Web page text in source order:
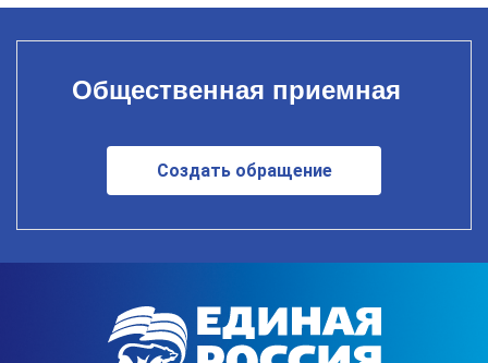
Общественная приемная
Создать обращение